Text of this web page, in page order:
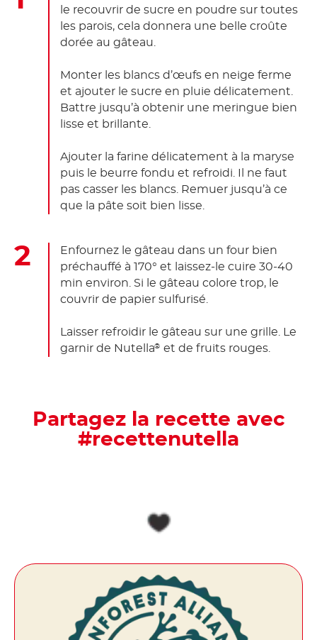
le recouvrir de sucre en poudre sur toutes
les parois, cela donnera une belle croûte
dorée au gâteau.
Monter les blancs d’œufs en neige ferme
et ajouter le sucre en pluie délicatement.
Battre jusqu’à obtenir une meringue bien
lisse et brillante.
Ajouter la farine délicatement à la maryse
puis le beurre fondu et refroidi. Il ne faut
pas casser les blancs. Remuer jusqu’à ce
que la pâte soit bien lisse.
Enfournez le gâteau dans un four bien
préchauffé à 170° et laissez-le cuire 30-40
min environ. Si le gâteau colore trop, le
couvrir de papier sulfurisé.
Laisser refroidir le gâteau sur une grille. Le
garnir de Nutella® et de fruits rouges.
Partagez la recette avec
#recettenutella